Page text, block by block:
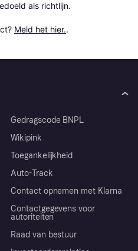
als richtlijn.
Meld het hier..
Gedragscode BNPL
Wikipink
Toegankelijkheid
Auto-Track
Contact opnemen met Klarna
Contactgegevens voor
autoriteiten
Raad van bestuur